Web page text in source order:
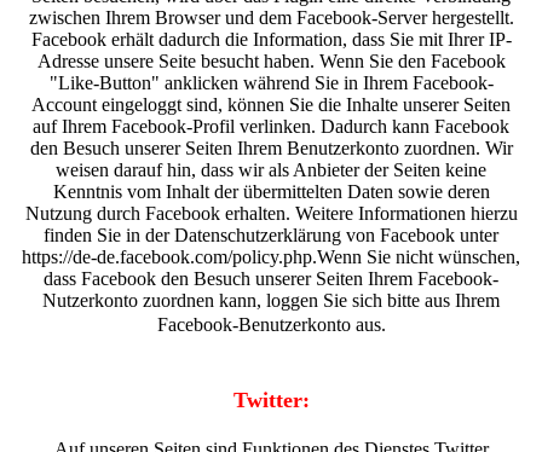
zwischen Ihrem Browser und dem Facebook-Server hergestellt.
Facebook erhält dadurch die Information, dass Sie mit Ihrer IP-
Adresse unsere Seite besucht haben. Wenn Sie den Facebook
"Like-Button" anklicken während Sie in Ihrem Facebook-
Account eingeloggt sind, können Sie die Inhalte unserer Seiten
auf Ihrem Facebook-Profil verlinken. Dadurch kann Facebook
den Besuch unserer Seiten Ihrem Benutzerkonto zuordnen. Wir
weisen darauf hin, dass wir als Anbieter der Seiten keine
Kenntnis vom Inhalt der übermittelten Daten sowie deren
Nutzung durch Facebook erhalten. Weitere Informationen hierzu
finden Sie in der Datenschutzerklärung von Facebook unter
https://de-de.facebook.com/policy.php.Wenn Sie nicht wünschen,
dass Facebook den Besuch unserer Seiten Ihrem Facebook-
Nutzerkonto zuordnen kann, loggen Sie sich bitte aus Ihrem
Facebook-Benutzerkonto aus.
Twitter: